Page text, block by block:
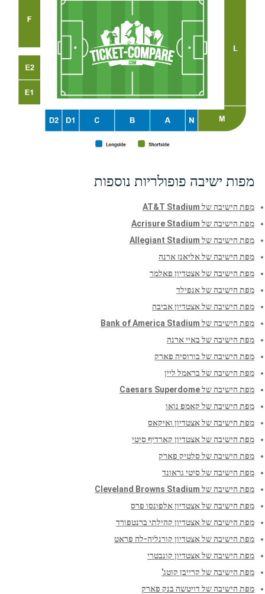
מפות ישיבה פופולריות נוספות
מפת הישיבה של AT&T Stadium
מפת הישיבה של Acrisure Stadium
מפת הישיבה של Allegiant Stadium
מפת הישיבה של אליאנז ארנה
מפת הישיבה של אצטדיון פאלמר
מפת הישיבה של אנפילד
מפת הישיבה של אצטדיון אביבה
מפת הישיבה של Bank of America Stadium
מפת הישיבה של באיי ארנה
מפת הישיבה של בורוסיה פארק
מפת הישיבה של בראמל ליין
מפת הישיבה של Caesars Superdome
מפת הישיבה של קאמפ נואו
מפת הישיבה של אצטדיון ואיקאס
מפת הישיבה של אצטדיון קארדיף סיטי
מפת הישיבה של סלטיק פארק
מפת הישיבה של סיטי גראונד
מפת הישיבה של Cleveland Browns Stadium
מפת הישיבה של אצטדיון אלפונסו פרס
מפת הישיבה של אצטדיון קהילתי ברנטפורד
מפת הישיבה של אצטדיון קורנליה-לה פראט
מפת הישיבה של אצטדיון קונבטרי
מפת הישיבה של קרייבן קוטג'
מפת הישיבה של דויטשה בנק פארק